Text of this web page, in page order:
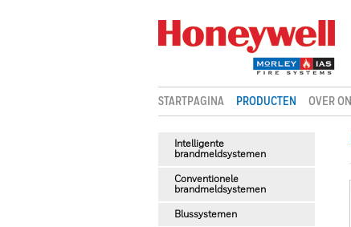
STARTPAGINA PRODUCTEN OVER
Intelligente
brandmeldsystemen
Conventionele
brandmeldsystemen
Blussystemen